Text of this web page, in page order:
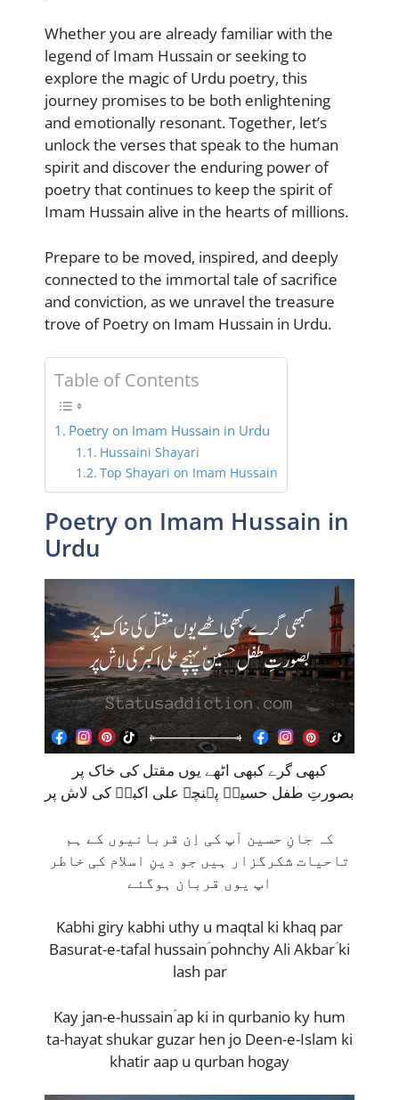
Whether you are already familiar with the
legend of Imam Hussain or seeking to
explore the magic of Urdu poetry, this
journey promises to be both enlightening
and emotionally resonant. Together, let’s
unlock the verses that speak to the human
spirit and discover the enduring power of
poetry that continues to keep the spirit of
Imam Hussain alive in the hearts of millions.
Prepare to be moved, inspired, and deeply
connected to the immortal tale of sacrifice
and conviction, as we unravel the treasure
trove of Poetry on Imam Hussain in Urdu.
Table of Contents
Poetry on Imam Hussain in Urdu
Hussaini Shayari
Top Shayari on Imam Hussain
Poetry on Imam Hussain in
Urdu
کبھی گرے کبھی اٹھے یوں مقتل کی خاک پر
بصورتِ طفل حسینؑ پہنچے علی اکبرؑ کی لاش پر
کہ جانِ حسین آپ کی اِن قربانیوں کے ہم
تاحیات شکرگزار ہیں جو دینِ اسلام کی خاطر
اپ یوں قربان ہوگئے
Kabhi giry kabhi uthy u maqtal ki khaq par
Basurat-e-tafal hussainؑ pohnchy Ali Akbarؑ ki
lash par
Kay jan-e-hussainؑ ap ki in qurbanio ky hum
ta-hayat shukar guzar hen jo Deen-e-Islam ki
khatir aap u qurban hogay